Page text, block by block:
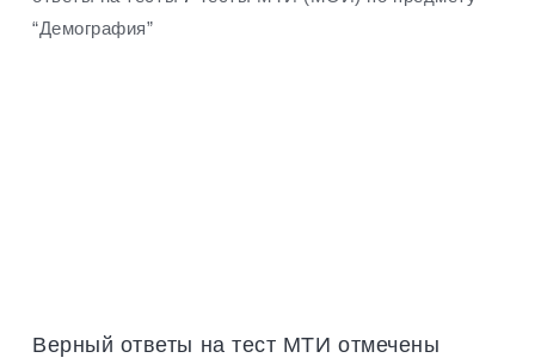
“Демография”
Верный ответы на тест МТИ отмечены